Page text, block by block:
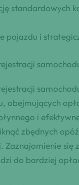
standardowych
pojazdu i
obejmujących
i
zbędnych
Zaznajomienie
do bardziej